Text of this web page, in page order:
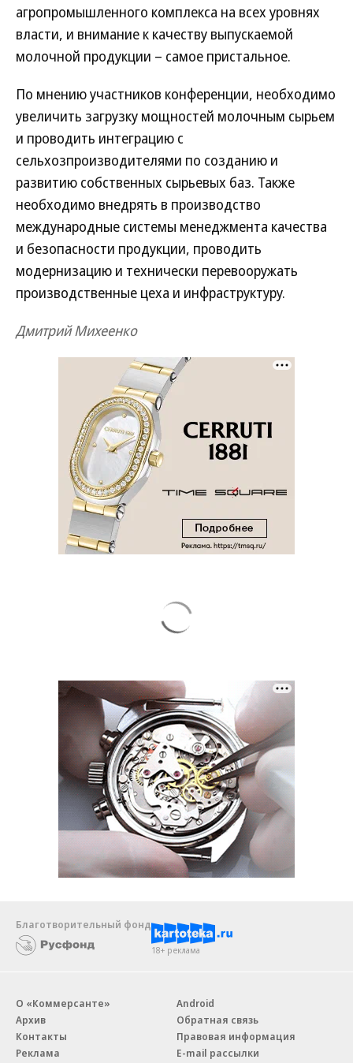
агропромышленного комплекса на всех уровнях
власти, и внимание к качеству выпускаемой
молочной продукции – самое пристальное.
По мнению участников конференции, необходимо
увеличить загрузку мощностей молочным сырьем
и проводить интеграцию с
сельхозпроизводителями по созданию и
развитию собственных сырьевых баз. Также
необходимо внедрять в производство
международные системы менеджмента качества
и безопасности продукции, проводить
модернизацию и технически перевооружать
производственные цеха и инфраструктуру.
Дмитрий Михеенко
Благотворительный фонд
18+ реклама
О «Коммерсанте»
Архив
Контакты
Реклама
Android
Обратная связь
Правовая информация
E-mail рассылки